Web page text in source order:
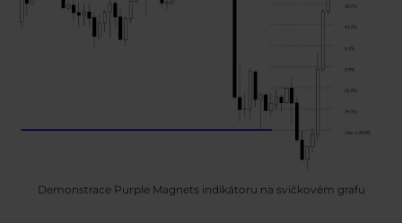
Demonstrace Purple Magnets indikátoru na svíčkovém grafu